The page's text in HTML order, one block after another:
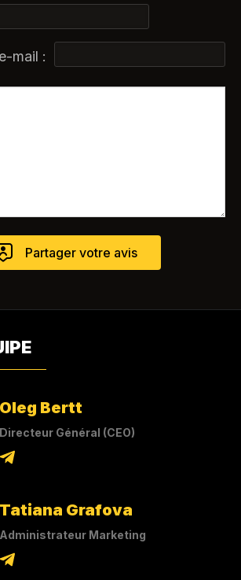
mail :
Oleg Bertt
Directeur Général (CEO)
Tatiana Grafova
Administrateur Marketing